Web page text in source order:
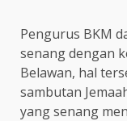
Pengurus BKM
senang dengan
Belawan, hal
sambutan
yang senang